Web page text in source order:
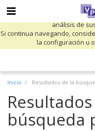
Utilizamos cookies propias y
y mostrarle publicidad
análisis de
Si continua navegando,
la configuración u
Inicio Resultados de la
búsqueda